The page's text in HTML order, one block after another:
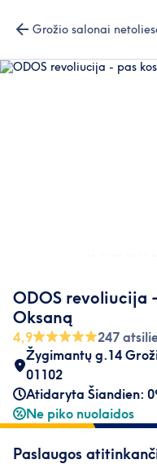
Grožio salonai
ODOS revoliucija
Oksaną
4,9
247
Žygimantų g.14
01102
Atidaryta Šiandien:
Ne piko nuolaidos
Paslaugos